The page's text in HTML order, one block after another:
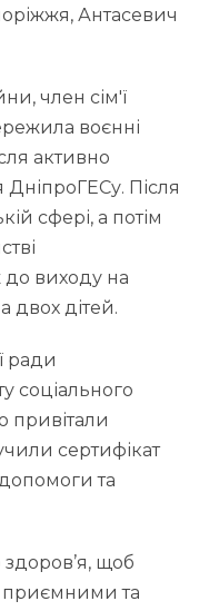
Антасевич
член сім'ї
воєнні
активно
Після
сфері, а потім
до виходу на
двох дітей.
ради
соціального
привітали
сертифікат
та
щоб
та